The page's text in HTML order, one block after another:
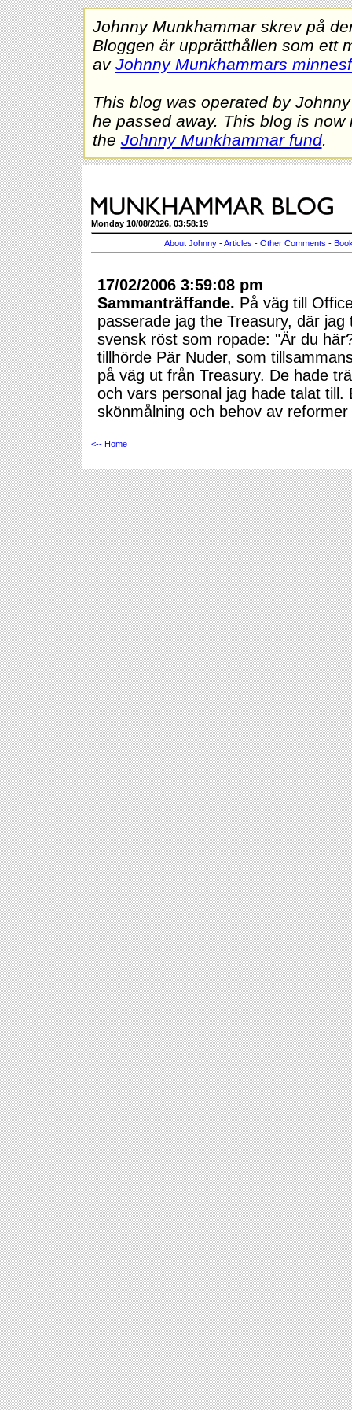
Johnny Munkhammar skrev på
Bloggen är upprätthållen som ett
av Johnny Munkhammars
This blog was operated by
he passed away. This blog is
the Johnny Munkhammar fund.
Monday 10/08/2026, 03:58:19
About Johnny -Articles - Other Comments -
17/02/2006 3:59:08 pm
Sammanträffande. På väg till
passerade jag the Treasury, där
svensk röst som ropade: "Är du
tillhörde Pär Nuder, som
på väg ut från Treasury. De hade
och vars personal jag hade talat
skönmålning och behov av
<-- Home